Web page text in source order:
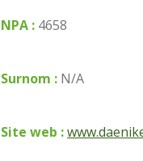
NPA : 4658
Surnom : N/A
Site web :